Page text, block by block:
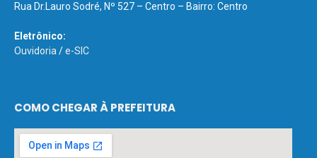
Rua Dr.Lauro Sodré, Nº 527 – Centro – Bairro: Centro
Eletrônico:
Ouvidoria /e-SIC
COMO CHEGAR À PREFEITURA